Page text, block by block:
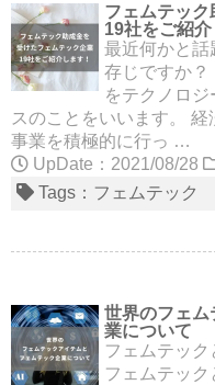
フェムテッ
19社をご紹介
最近何かと話
存じですか？
をテクノロ
スのことをいいます。
事業を積極的に行っ …
UpDate：2021/08/28
Tags： フェムテック
世界のフェム
業について
フェムテッ
フェムテック